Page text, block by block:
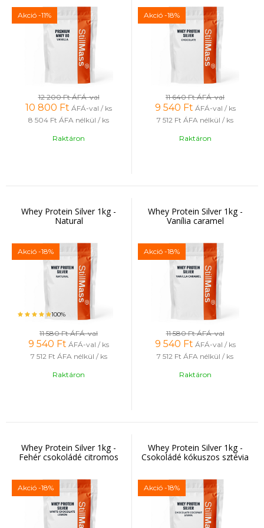
állóképességet, megfelelő speciális diétát követőknek
vagy intoleranciával élőknek.
Milyen sporthoz ajánlott:
Minden sporttípushoz ajánlott,
különösen azoknak, akik érzékenyek a laktózra, és
minőségi fehérjeforrásra van szükségük a teljesítmény és
a regeneráció támogatásához.
Akció -11%
12 200 FtÁFÁ-val
10 800 Ft ÁFÁ-val / ks
8 504 Ft ÁFA nélkül / ks
Raktáron
Akció -18%
11 640 FtÁFÁ-val
9 540 Ft ÁFÁ-val / ks
7 512 Ft ÁFA nélkül / ks
Raktáron
Whey Protein Silver 1kg -
Natural
Akció -18%
100%
11 580 FtÁFÁ-val
9 540 Ft ÁFÁ-val / ks
7 512 Ft ÁFA nélkül / ks
Raktáron
Whey Protein Silver 1kg -
Vanília caramel
Akció -18%
11 580 FtÁFÁ-val
9 540 Ft ÁFÁ-val / ks
7 512 Ft ÁFA nélkül / ks
Raktáron
Whey Protein Silver 1kg -
Fehér csokoládé citromos
Akció -18%
Whey Protein Silver 1kg -
Csokoládé kókuszos sztévia
Akció -18%